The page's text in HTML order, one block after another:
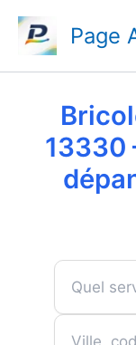
contenu
Page
13330